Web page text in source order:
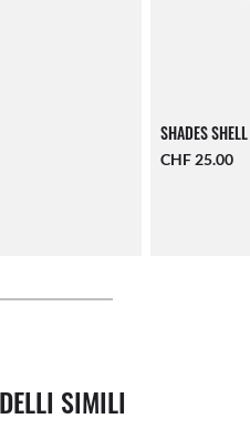
SHADES
CHF 25.00
SIMILI